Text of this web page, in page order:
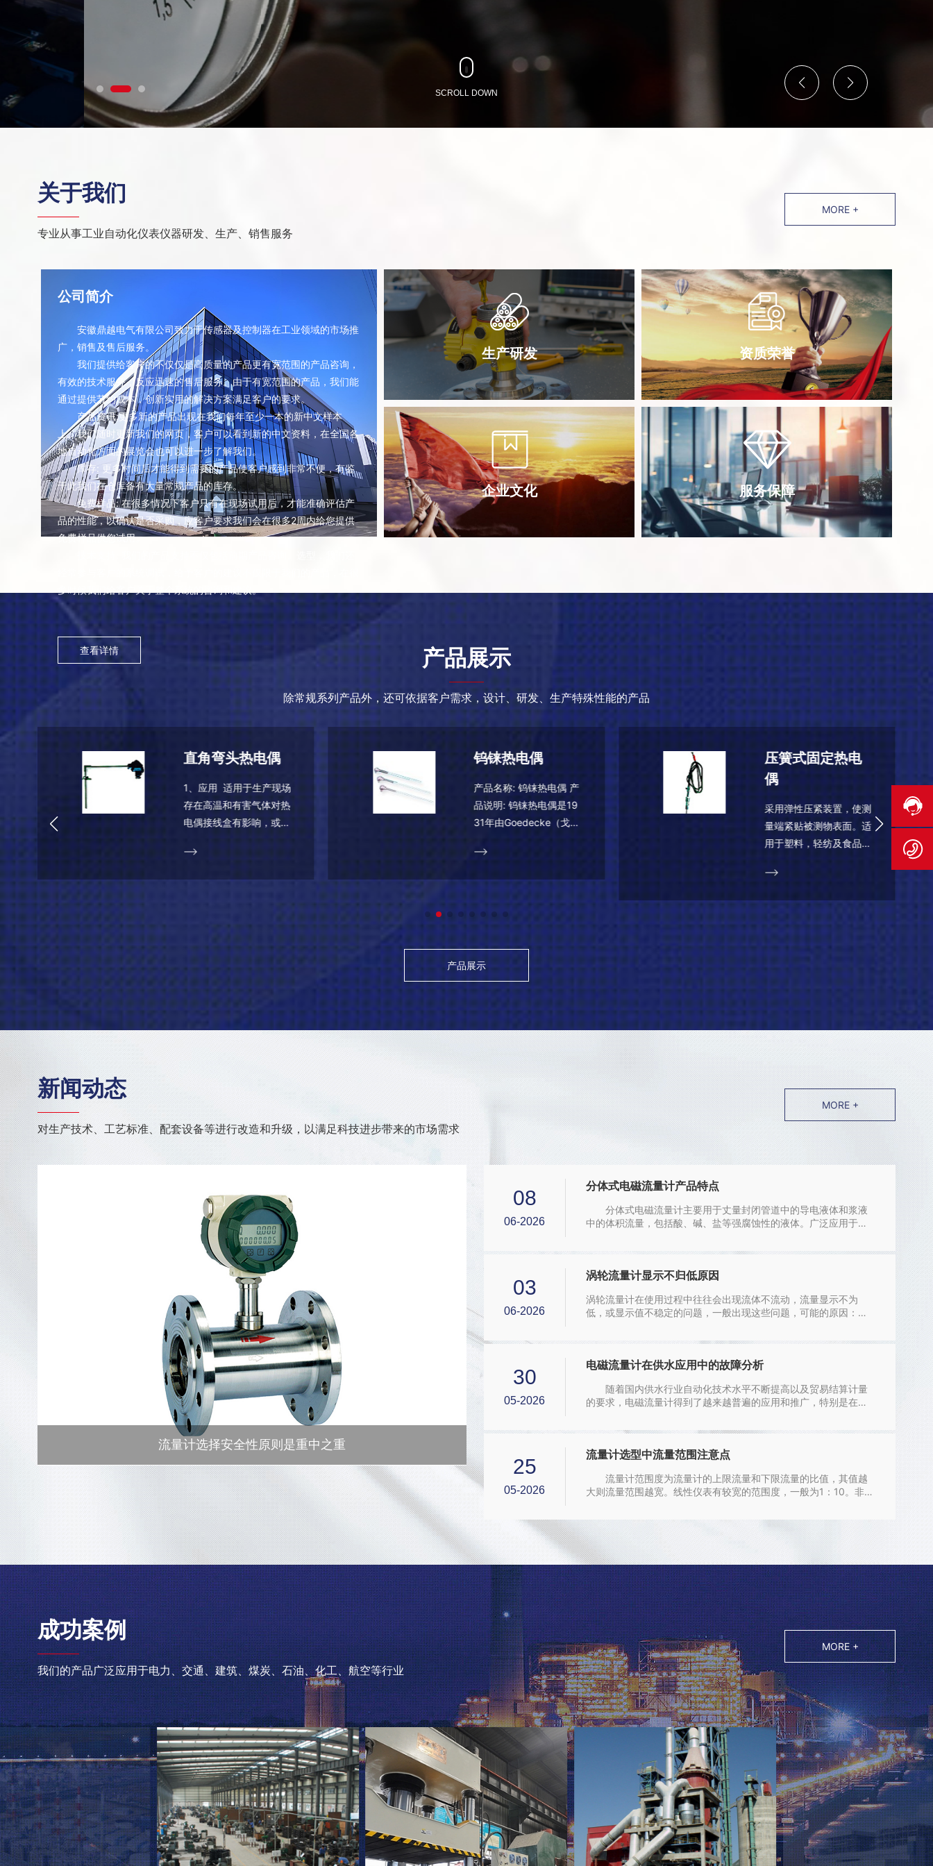
SCROLL DOWN
关于我们
专业从事工业自动化仪表仪器研发、生产、销售服务
MORE +
公司简介
安徽鼎越电气有限公司致力于传感器及控制器在工业领域的市场推
广，销售及售后服务。
我们提供给客户的不仅仅是高质量的产品更有宽范围的产品咨询，
有效的技术服务，反应迅速的售后服务。由于有宽范围的产品，我们能
通过提供节约成本，创新实用的解决方案满足客户的要求。
产品资讯:更多新的产品出现在我们每年至少一本的新中文样本
上。我们随时更新我们的网页，客户可以看到新的中文资料，在全国各
地自动化方面的展览会也可以进一步了解我们。
库存: 更多时间后才能得到需要的产品使客户感到非常不便，有鉴
于此我们在仓库备有大量常规产品的库存。
免费样品: 在很多情况下客户只有在现场试用后，才能准确评估产
品的性能，以确认是否采购，应客户要求我们会在很多2周内给您提供
免费样品供您试用。
查看详情
生产研发
企业文化
资质荣誉
服务保障
产品展示
除常规系列产品外，还可依据客户需求，设计、研发、生产特殊性能的产品
钨铼热电偶
产品名称: 钨铼热电偶 产
品说明: 钨铼热电偶是19
31年由Goedecke（戈徳
0至70年代得以发展的很
压簧式固定热电
偶
采用弹性压紧装置，使测
量端紧贴被测物表面。适
数 精度等级：I级或II级
规格型&nbs...
耐磨热电偶
1、应用 适合于电厂球
磨机及磨煤机等对保护管
磨损严重的场合。2、主
要技术参数 电气出口：
产品展示
新闻动态
对生产技术、工艺标准、配套设备等进行改造和升级，以满足科技进步带来的市场需求
MORE +
流量计选择安全性原则是重中之重
08
06-2026
分体式电磁流量计产品特点
分体式电磁流量计主要用于丈量封闭管道中的导电液体和浆液
中的体积流量，包括酸、碱、盐等强腐蚀性的液体。广泛应用于石
03
06-2026
涡轮流量计显示不归低原因
涡轮流量计在使用过程中往往会出现流体不流动，流量显示不为
低，或显示值不稳定的问题，一般出现这些问题，可能的原因：传
叶轮随之抖动，产生错误信号截...
30
05-2026
电磁流量计在供水应用中的故障分析
随着国内供水行业自动化技术水平不断提高以及贸易结算计量
的要求，电磁流量计得到了越来越普遍的应用和推广，特别是在供
25
05-2026
流量计选型中流量范围注意点
流量计范围度为流量计的上限流量和下限流量的比值，其值越
大则流量范围越宽。线性仪表有较宽的范围度，一般为1：10。非线
成功案例
我们的产品广泛应用于电力、交通、建筑、煤炭、石油、化工、航空等行业
MORE +